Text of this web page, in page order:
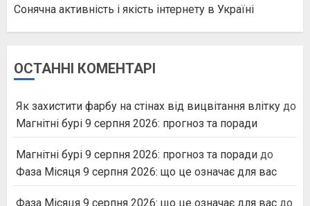
Сонячна активність і якість інтернету в Україні
ОСТАННІ КОМЕНТАРІ
Як захистити фарбу на стінах від вицвітання влітку до
Магнітні бурі 9 серпня 2026: прогноз та поради
Магнітні бурі 9 серпня 2026: прогноз та поради до
Фаза Місяця 9 серпня 2026: що це означає для вас
Фаза Місяця 9 серпня 2026: що це означає для вас до